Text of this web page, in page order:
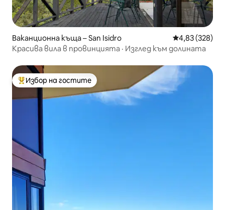
Ваканционна къща – San Isidro Средна
4,83 (328)
Красива вила в провинцията · Изглед към долината
Най-популярен избор на гостите
Избор на гостите